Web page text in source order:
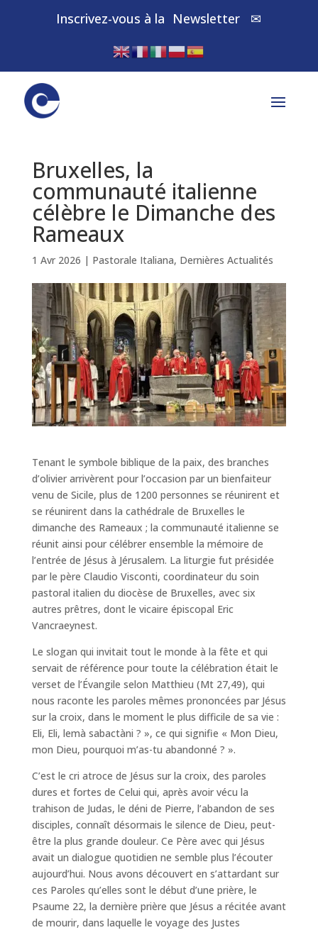
Inscrivez-vous à la Newsletter ✉
Bruxelles, la
communauté italienne
célèbre le Dimanche des
Rameaux
1 Avr 2026 | Pastorale Italiana, Dernières Actualités
Tenant le symbole biblique de la paix, des branches
d’olivier arrivèrent pour l’occasion par un bienfaiteur
venu de Sicile, plus de 1200 personnes se réunirent et
se réunirent dans la cathédrale de Bruxelles le
dimanche des Rameaux ; la communauté italienne se
réunit ainsi pour célébrer ensemble la mémoire de
l’entrée de Jésus à Jérusalem. La liturgie fut présidée
par le père Claudio Visconti, coordinateur du soin
pastoral italien du diocèse de Bruxelles, avec six
autres prêtres, dont le vicaire épiscopal Eric
Vancraeynest.
Le slogan qui invitait tout le monde à la fête et qui
servait de référence pour toute la célébration était le
verset de l’Évangile selon Matthieu (Mt 27,49), qui
nous raconte les paroles mêmes prononcées par Jésus
sur la croix, dans le moment le plus difficile de sa vie :
Eli, Eli, lemà sabactàni ? », ce qui signifie « Mon Dieu,
mon Dieu, pourquoi m’as-tu abandonné ? ».
C’est le cri atroce de Jésus sur la croix, des paroles
dures et fortes de Celui qui, après avoir vécu la
trahison de Judas, le déni de Pierre, l’abandon de ses
disciples, connaît désormais le silence de Dieu, peut-
être la plus grande douleur. Ce Père avec qui Jésus
avait un dialogue quotidien ne semble plus l’écouter
aujourd’hui. Nous avons découvert en s’attardant sur
ces Paroles qu’elles sont le début d’une prière, le
Psaume 22, la dernière prière que Jésus a récitée avant
de mourir, dans laquelle le voyage des Justes